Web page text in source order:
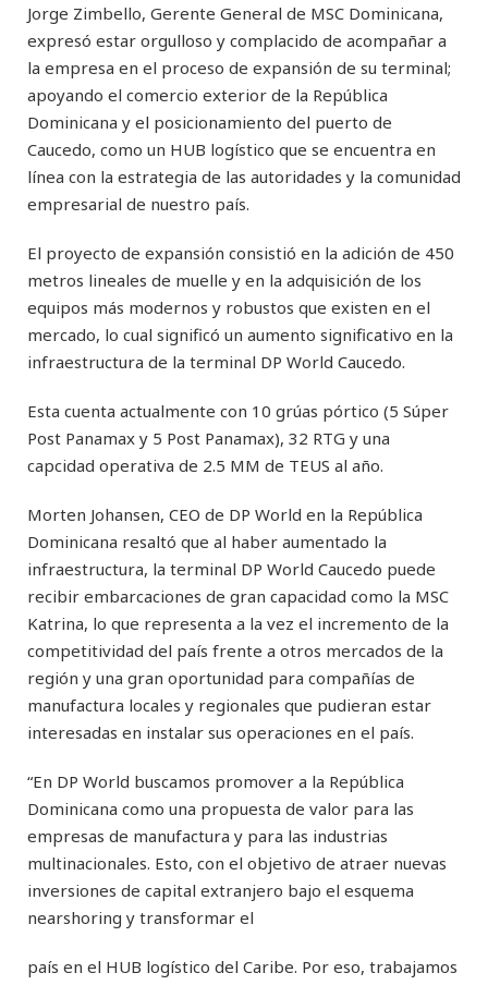
Jorge Zimbello, Gerente General de MSC Dominicana,
expresó estar orgulloso y complacido de acompañar a
la empresa en el proceso de expansión de su terminal;
apoyando el comercio exterior de la República
Dominicana y el posicionamiento del puerto de
Caucedo, como un HUB logístico que se encuentra en
línea con la estrategia de las autoridades y la comunidad
empresarial de nuestro país.
El proyecto de expansión consistió en la adición de 450
metros lineales de muelle y en la adquisición de los
equipos más modernos y robustos que existen en el
mercado, lo cual significó un aumento significativo en la
infraestructura de la terminal DP World Caucedo.
Esta cuenta actualmente con 10 grúas pórtico (5 Súper
Post Panamax y 5 Post Panamax), 32 RTG y una
capcidad operativa de 2.5 MM de TEUS al año.
Morten Johansen, CEO de DP World en la República
Dominicana resaltó que al haber aumentado la
infraestructura, la terminal DP World Caucedo puede
recibir embarcaciones de gran capacidad como la MSC
Katrina, lo que representa a la vez el incremento de la
competitividad del país frente a otros mercados de la
región y una gran oportunidad para compañías de
manufactura locales y regionales que pudieran estar
interesadas en instalar sus operaciones en el país.
“En DP World buscamos promover a la República
Dominicana como una propuesta de valor para las
empresas de manufactura y para las industrias
multinacionales. Esto, con el objetivo de atraer nuevas
inversiones de capital extranjero bajo el esquema
nearshoring y transformar el
país en el HUB logístico del Caribe. Por eso, trabajamos